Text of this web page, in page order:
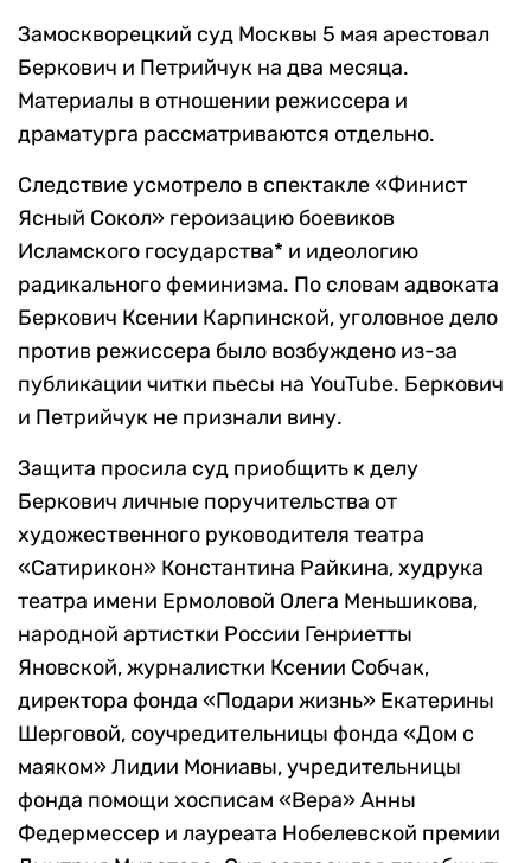
Замоскворецкий суд Москвы 5 мая арестовал
Беркович и Петрийчук на два месяца.
Материалы в отношении режиссера и
драматурга рассматриваются отдельно.
Следствие усмотрело в спектакле «Финист
Ясный Сокол» героизацию боевиков
Исламского государства* и идеологию
радикального феминизма. По словам адвоката
Беркович Ксении Карпинской,уголовное дело
против режиссера было возбуждено из-за
публикации читки пьесы на YouTube. Беркович
и Петрийчук не признали вину.
Защита просила суд приобщить к делу
Беркович личные поручительства от
художественного руководителя театра
«Сатирикон» Константина Райкина,худрука
театра имени Ермоловой Олега Меньшикова,
народной артистки России Генриетты
Яновской, журналистки Ксении Собчак,
директора фонда «Подари жизнь» Екатерины
Шерговой, соучредительницы фонда «Дом с
маяком» Лидии Мониавы, учредительницы
фонда помощи хосписам «Вера» Анны
Федермессер и лауреата Нобелевской премии